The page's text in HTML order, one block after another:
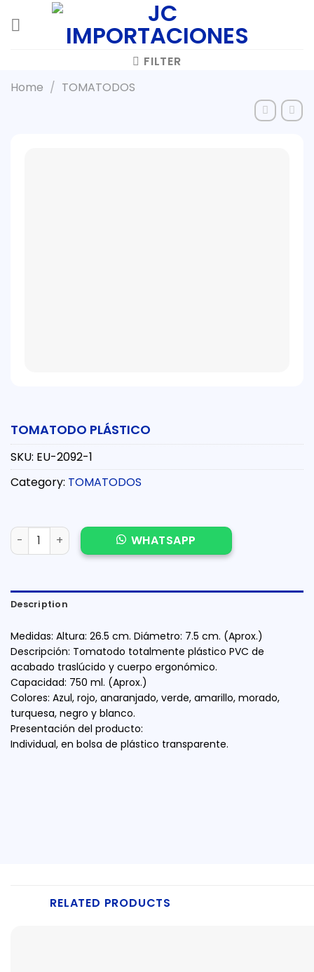
FILTER
Home / TOMATODOS
TOMATODO PLÁSTICO
SKU: EU-2092-1
Category: TOMATODOS
TOMATODO PLÁSTICO quantity
WHATSAPP
Description
Medidas: Altura: 26.5 cm. Diámetro: 7.5 cm. (Aprox.)
Descripción: Tomatodo totalmente plástico PVC de
acabado traslúcido y cuerpo ergonómico.
Capacidad: 750 ml. (Aprox.)
Colores: Azul, rojo, anaranjado, verde, amarillo, morado,
turquesa, negro y blanco.
Presentación del producto:
Individual, en bolsa de plástico transparente.
RELATED PRODUCTS